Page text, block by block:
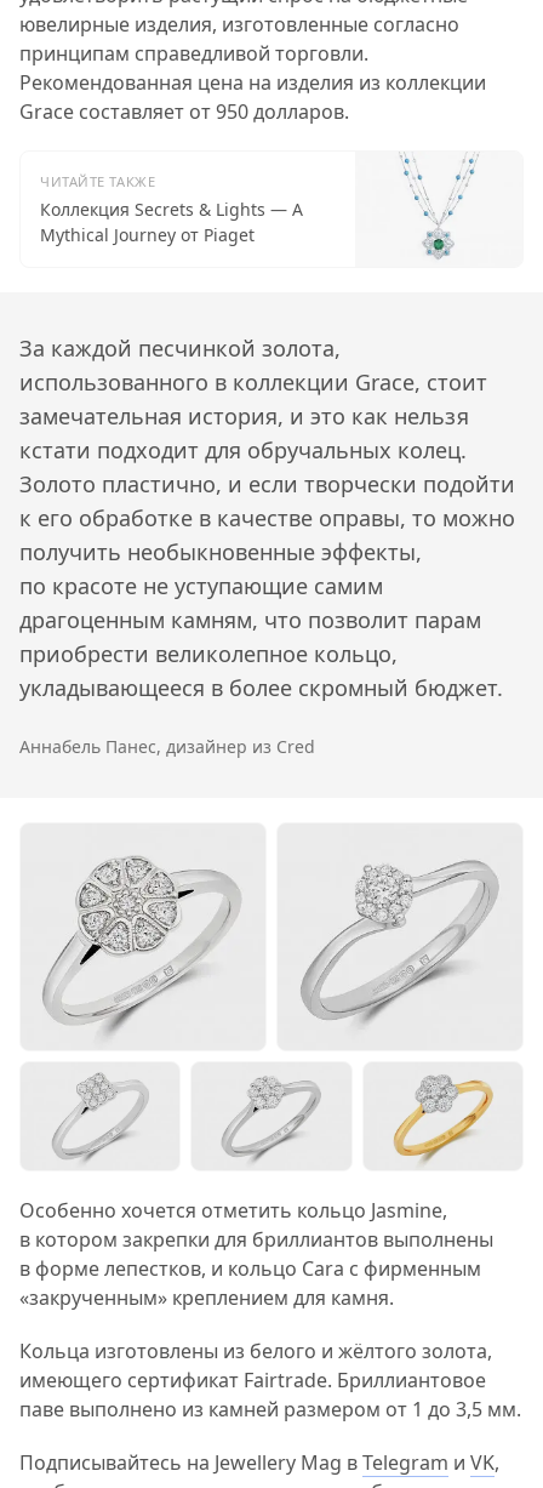
ювелирные изделия, изготовленные согласно
принципам справедливой торговли.
Рекомендованная цена на изделия из коллекции
Grace составляет от 950 долларов.
ЧИТАЙТЕ ТАКЖЕ
Коллекция Secrets & Lights — A
Mythical Journey от Piaget
За каждой песчинкой золота,
использованного в коллекции Grace, стоит
замечательная история, и это как нельзя
кстати подходит для обручальных колец.
Золото пластично, и если творчески подойти
к его обработке в качестве оправы, то можно
получить необыкновенные эффекты,
по красоте не уступающие самим
драгоценным камням, что позволит парам
приобрести великолепное кольцо,
укладывающееся в более скромный бюджет.
Аннабель Панес, дизайнер из Cred
Особенно хочется отметить кольцо Jasmine,
в котором закрепки для бриллиантов выполнены
в форме лепестков, и кольцо Cara c фирменным
«закрученным» креплением для камня.
Кольца изготовлены из белого и жёлтого золота,
имеющего сертификат Fairtrade. Бриллиантовое
паве выполнено из камней размером от 1 до 3,5 мм.
Подписывайтесь на Jewellery Mag вTelegram и VK,